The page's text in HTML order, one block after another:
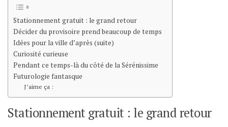
Stationnement gratuit : le grand retour
Décider du provisoire prend beaucoup de temps
Idées pour la ville d’après (suite)
Curiosité curieuse
Pendant ce temps-là du côté de la Sérénissime
Futurologie fantasque
J’aime ça :
Stationnement gratuit : le grand retour